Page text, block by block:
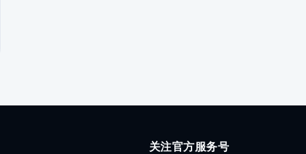
关注官方服务号